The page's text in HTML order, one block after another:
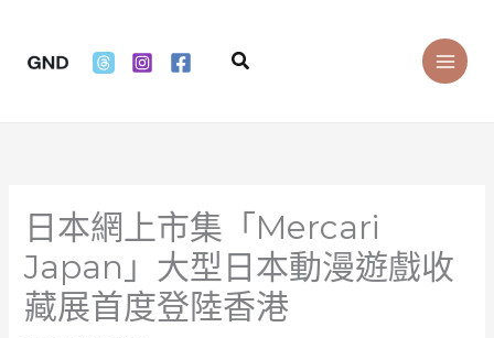
content
Search
日本網上市集「Mercari
Japan」大型日本動漫遊戲收
藏展首度登陸香港